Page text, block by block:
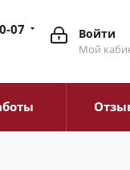
Войти
07